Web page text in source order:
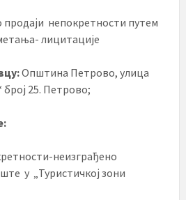
продаји непокретности путем
лицитације
Општина Петрово, улица
број 25. Петрово;
неизграђено
у „Туристичкој зони